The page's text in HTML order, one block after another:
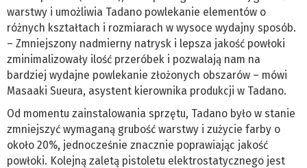
warstwy i umożliwia Tadano powlekanie elementów o
różnych kształtach i rozmiarach w wysoce wydajny sposób.
– Zmniejszony nadmierny natrysk i lepsza jakość powłoki
zminimalizowały ilość przeróbek i pozwalają nam na
bardziej wydajne powlekanie złożonych obszarów – mówi
Masaaki Sueura, asystent kierownika produkcji w Tadano.
Od momentu zainstalowania sprzętu, Tadano było w stanie
zmniejszyć wymaganą grubość warstwy i zużycie farby o
około 20%, jednocześnie znacznie poprawiając jakość
powłoki. Kolejną zaletą pistoletu elektrostatycznego jest